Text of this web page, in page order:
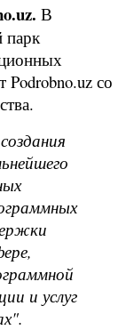
В
парк
Podrobno.uz со
и услуг